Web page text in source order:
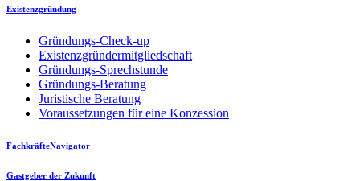
Existenzgründung
Gründungs-Check-up
Existenzgründermitgliedschaft
Gründungs-Sprechstunde
Gründungs-Beratung
Juristische Beratung
Voraussetzungen für eine Konzession
FachkräfteNavigator
Gastgeber der Zukunft